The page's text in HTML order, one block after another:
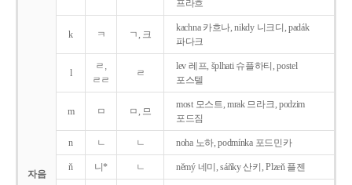
자음
프라흐
k ㅋ ㄱ, 크
kachna 카흐나, nikdy 니크디, padák
파다크
l
ㄹ,
ㄹㄹ
ㄹ
lev 레프, šplhati 슈플하티, postel
포스텔
m ㅁ ㅁ, 므
most 모스트, mrak 므라크, podzim
포드짐
n ㄴ ㄴ noha 노하, podmínka 포드민카
ň 니* ㄴ němý 네미, sáňky 산키, Plzeň 플젠